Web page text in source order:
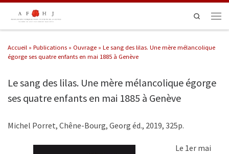
Passer au contenu
Search
Accueil » Publications » Ouvrage » Le sang des lilas. Une mère mélancolique
égorge ses quatre enfants en mai 1885 à Genève
Le sang des lilas. Une mère mélancolique égorge
ses quatre enfants en mai 1885 à Genève
Michel Porret, Chêne-Bourg, Georg éd., 2019, 325p.
Le 1er mai